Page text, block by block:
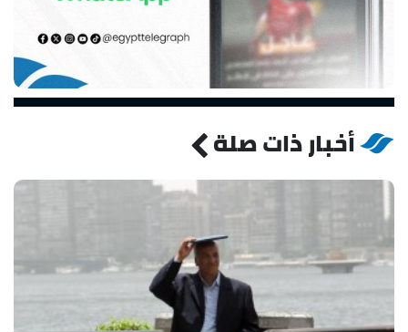
أخبار ذات صلة